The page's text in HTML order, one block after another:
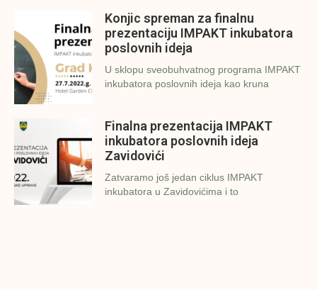
Konjic spreman za finalnu
prezentaciju IMPAKT inkubatora
poslovnih ideja
U sklopu sveobuhvatnog programa IMPAKT
inkubatora poslovnih ideja kao kruna
Finalna prezentacija IMPAKT
inkubatora poslovnih ideja
Zavidovići
Zatvaramo još jedan ciklus IMPAKT
inkubatora u Zavidovićima i to